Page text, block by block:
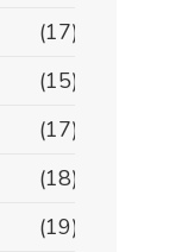
(17)
(15)
(17)
(18)
(19)